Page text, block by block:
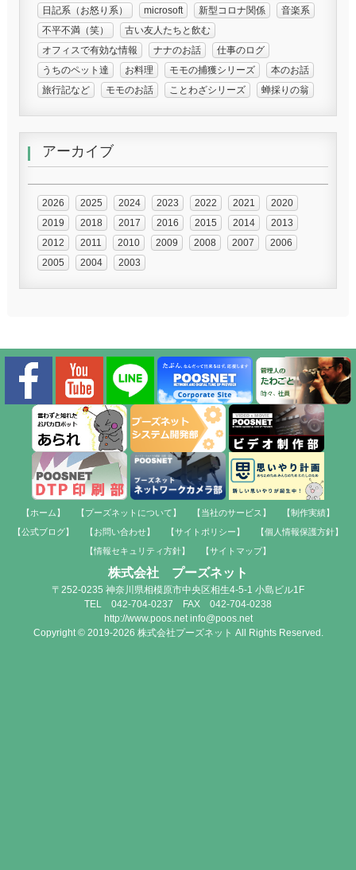
日記系（お怒り系）
microsoft 新型コロナ関係
音楽系
不平不満（笑）
古い友人たちと飲む
オフィスで有効な情報
ナナのお話
仕事のログ
うちのペット達
お料理 モモの捕獲シリーズ
本のお話
旅行記など
モモのお話 ことわざシリーズ 蝉採りの翁
アーカイブ
2026 2025 2024 2023 2022 2021
2020
2019
2018 2017 2016 2015 2014
2013
2012
2011 2010 2009 2008 2007
2006
2005
2004 2003
【ホーム】 【プーズネットについて】 【当社のサービス】
【制作実績】
【公式ブログ】
【お問い合わせ】 【サイトポリシー】
【個人情報保護方針】
【情報セキュリティ方針】
【サイトマップ】
株式会社 プーズネット
〒252-0235 神奈川県相模原市中央区相生4-5-1 小島ビル1F
TEL 042-704-0237 FAX 042-704-0238
http://www.poos.net info@poos.net
Copyright © 2019-2026 株式会社プーズネット All Rights Reserved.